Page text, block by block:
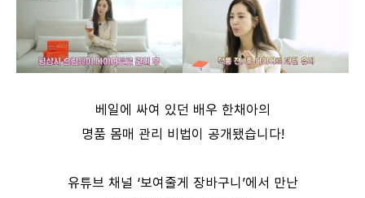
베일에 싸여 있던 배우 한채아의
명품 몸매 관리 비법이 공개됐습니다!
유튜브 채널 ‘보여줄게 장바구니’에서 만난